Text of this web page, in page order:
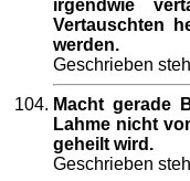
irgendwie
Vertauschten
werden.
Geschrieben
Macht gerade
Lahme nicht
geheilt wird.
Geschrieben